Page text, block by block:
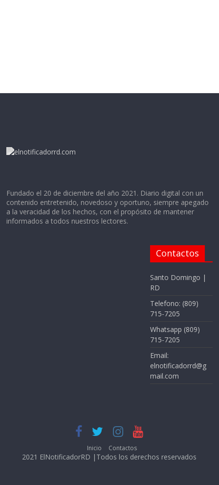
Fundado el 20 de diciembre del año 2021. Diario digital con un
contenido entretenido, novedoso y oportuno, siempre apegado
a la veracidad de los hechos, con el propósito de mantener
informados a todos nuestros lectores.
Contactos
Santo Domingo |
RD
Telefono: (809)
715-7205
Whatsapp (809)
715-7205
Email:
elnotificadorrd@g
mail.com
Inicio Contactos
2021 ElNotificadorRD |Todos los derechos reservados